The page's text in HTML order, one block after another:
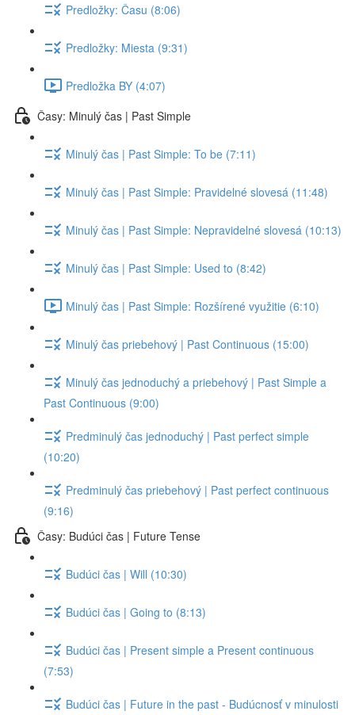
Predložky: Času (8:06)
Predložky: Miesta (9:31)
Predložka BY (4:07)
Časy: Minulý čas | Past Simple
Minulý čas | Past Simple: To be (7:11)
Minulý čas | Past Simple: Pravidelné slovesá (11:48)
Minulý čas | Past Simple: Nepravidelné slovesá (10:13)
Minulý čas | Past Simple: Used to (8:42)
Minulý čas | Past Simple: Rozšírené využitie (6:10)
Minulý čas priebehový | Past Continuous (15:00)
Minulý čas jednoduchý a priebehový | Past Simple a
Past Continuous (9:00)
Predminulý čas jednoduchý | Past perfect simple
(10:20)
Predminulý čas priebehový | Past perfect continuous
(9:16)
Časy: Budúci čas | Future Tense
Budúci čas | Will (10:30)
Budúci čas | Going to (8:13)
Budúci čas | Present simple a Present continuous
(7:53)
Budúci čas | Future in the past - Budúcnosť v minulosti